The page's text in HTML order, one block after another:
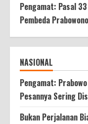
Pengamat: Pasal
Pembeda
NASIONAL
Pengamat:
Pesannya Sering
Bukan Perjalanan